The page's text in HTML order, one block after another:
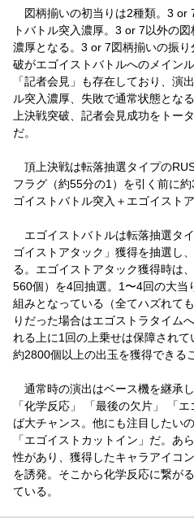
図柄揃いの初当りは2種類。3 or
トバトル突入濃厚。3 or 7以外の
濃厚となる。3 or 7図柄揃いの振
破がエゴイストバトルへのメイン
「記者会見」も存在しており、演
ル突入濃厚、失敗で通常状態とな
上決戦突破、記者会見成功をトー
だ。
頂上決戦は転落抽選タイプの
フラグ（約55分の1）を引く前に
ゴイストバトル突入＋エゴイスト
エゴイストバトルは転落抽選タ
ゴイストアタック」獲得を抽選し
る。エゴイストアタック獲得時は
560個）を4回抽選。1〜4回の大当
組みとなっている（全てハズれて
りだった場合はエゴストラタイム
れる上に1回の上乗せは保障され
約2800個以上の出玉を獲得できる
通常時の演出はベース機を継承
「化学反応」 「最後の欠片」 「
ば大チャンス。他にも注目したい
「エゴイストカットイン」だ。あ
性があり、獲得したキャラアイコ
を誘発。そこから化学反応に繋が
ている。